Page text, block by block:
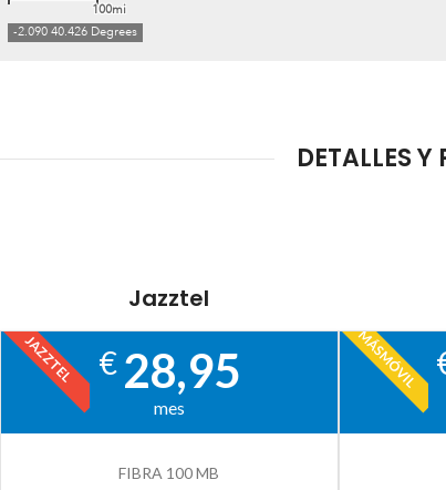
DETALLES
Jazztel
JAZZTEL € 28,95
mes
FIBRA 100 MB
MÁSMÓVIL